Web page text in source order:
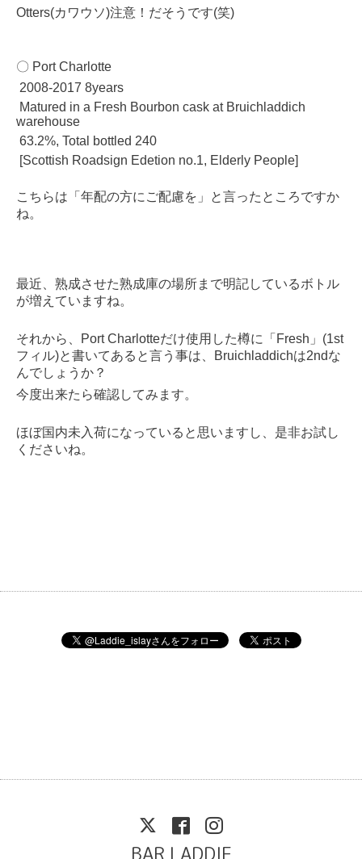
Otters(カワウソ)注意！だそうです(笑)
〇 Port Charlotte
2008-2017 8years
Matured in a Fresh Bourbon cask at Bruichladdich
warehouse
63.2%, Total bottled 240
[Scottish Roadsign Edetion no.1, Elderly People]
こちらは「年配の方にご配慮を」と言ったところですか
ね。
最近、熟成させた熟成庫の場所まで明記しているボトル
が増えていますね。
それから、Port Charlotteだけ使用した樽に「Fresh」(1st
フィル)と書いてあると言う事は、Bruichladdichは2ndな
んでしょうか？
今度出来たら確認してみます。
ほぼ国内未入荷になっていると思いますし、是非お試し
くださいね。
BAR LADDIE